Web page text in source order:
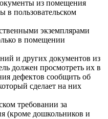
из помещения
в пользовательском
экземплярами
в помещении
и других документов из
должен просмотреть их в
дефектов сообщить об
сделает на них
требовании за
(кроме дошкольников и